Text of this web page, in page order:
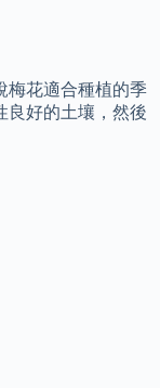
梅花適合種植的季
良好的土壤，然後